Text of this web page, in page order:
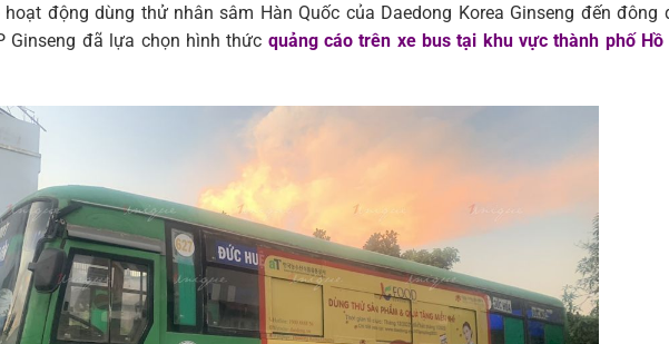
động dùng thử nhân sâm Hàn Quốc của Daedong Korea Ginseng đến đông
Ginseng đã lựa chọn hình thức quảng cáo trên xe bus tại khu vực thành phố Hồ